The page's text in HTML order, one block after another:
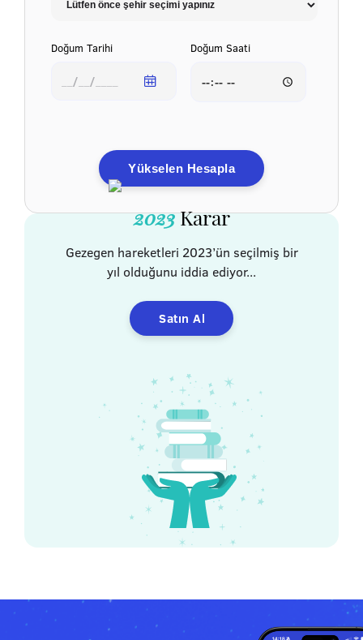
Doğum Tarihi Doğum Saati
Yükselen Hesapla
2023Karar
Gezegen hareketleri 2023’ün seçilmiş bir
yıl olduğunu iddia ediyor...
Satın Al